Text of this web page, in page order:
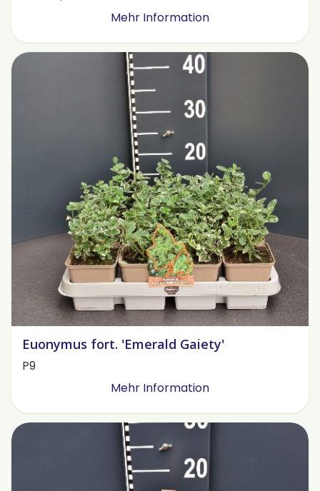
Mehr Information
Euonymus fort. 'Emerald Gaiety'
P9
Mehr Information